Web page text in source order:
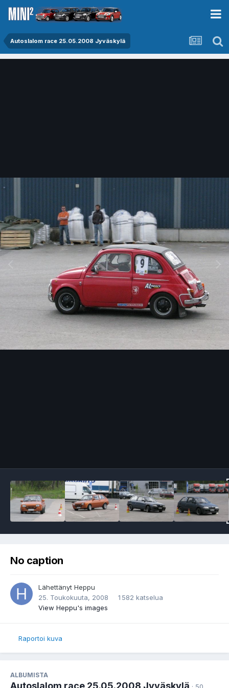
Autoslalom race 25.05.2008 Jyväskylä
No caption
Lähettänyt Heppu
25. Toukokuuta, 2008
1 582 katselua
View Heppu's images
Raportoi kuva
ALBUMISTA
Autoslalom race 25.05.2008 Jyväskylä